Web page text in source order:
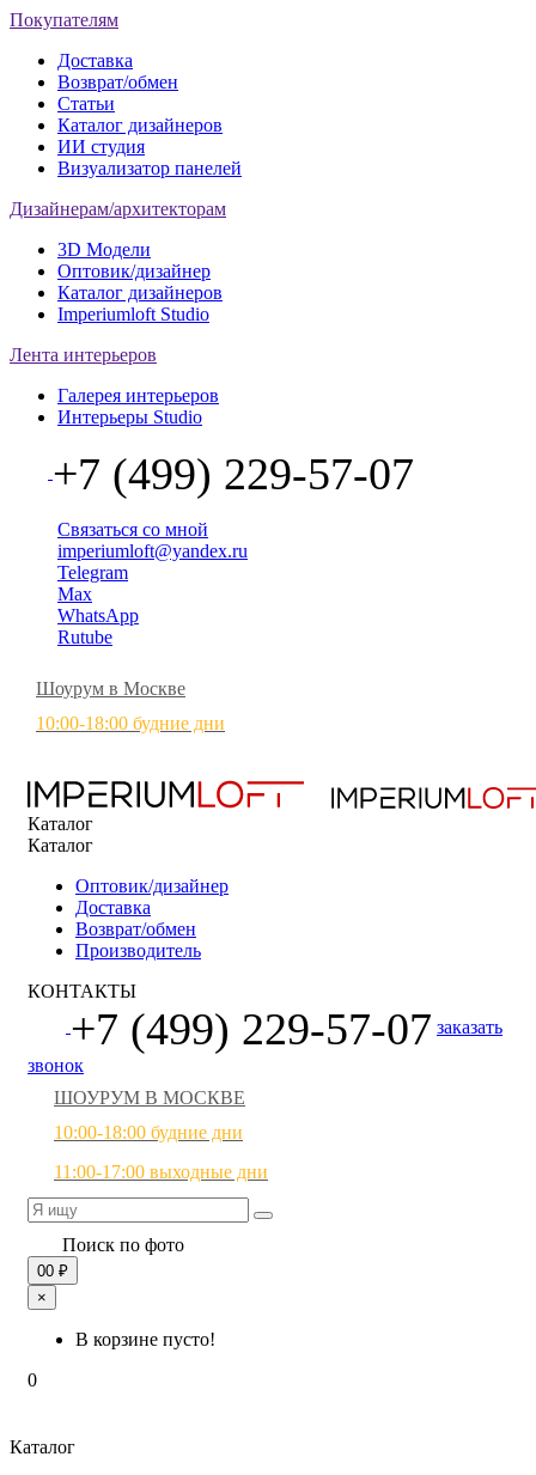
Покупателям
Доставка
Возврат/обмен
Статьи
Каталог дизайнеров
ИИ студия
Визуализатор панелей
Дизайнерам/архитекторам
3D Модели
Оптовик/дизайнер
Каталог дизайнеров
Imperiumloft Studio
Лента интерьеров
Галерея интерьеров
Интерьеры Studio
+7 (499) 229-57-07
Связаться со мной
imperiumloft@yandex.ru
Telegram
Max
WhatsApp
Rutube
Шоурум в Москве
10:00-18:00 будние дни
Каталог
Каталог
Оптовик/дизайнер
Доставка
Возврат/обмен
Производитель
КОНТАКТЫ
+7 (499) 229-57-07 заказать
звонок
ШОУРУМ В МОСКВЕ
10:00-18:00 будние дни
11:00-17:00 выходные дни
Поиск по фото
00 ₽
×
В корзине пусто!
0
Каталог